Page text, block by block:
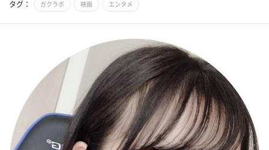
タグ： ガクラボ 映画 エンタメ